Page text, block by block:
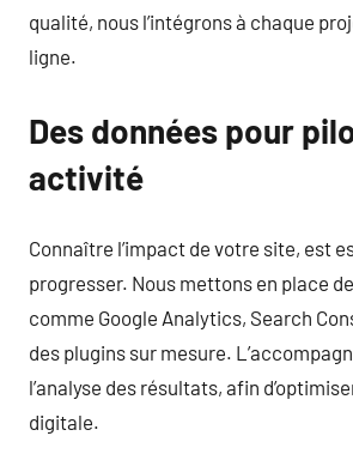
qualité, nous l’intégrons à chaque
ligne.
Des données pour
activité
Connaître l’impact de votre site, est
progresser. Nous mettons en place
comme Google Analytics, Search
des plugins sur mesure.
l’analyse des résultats, afin
digitale.